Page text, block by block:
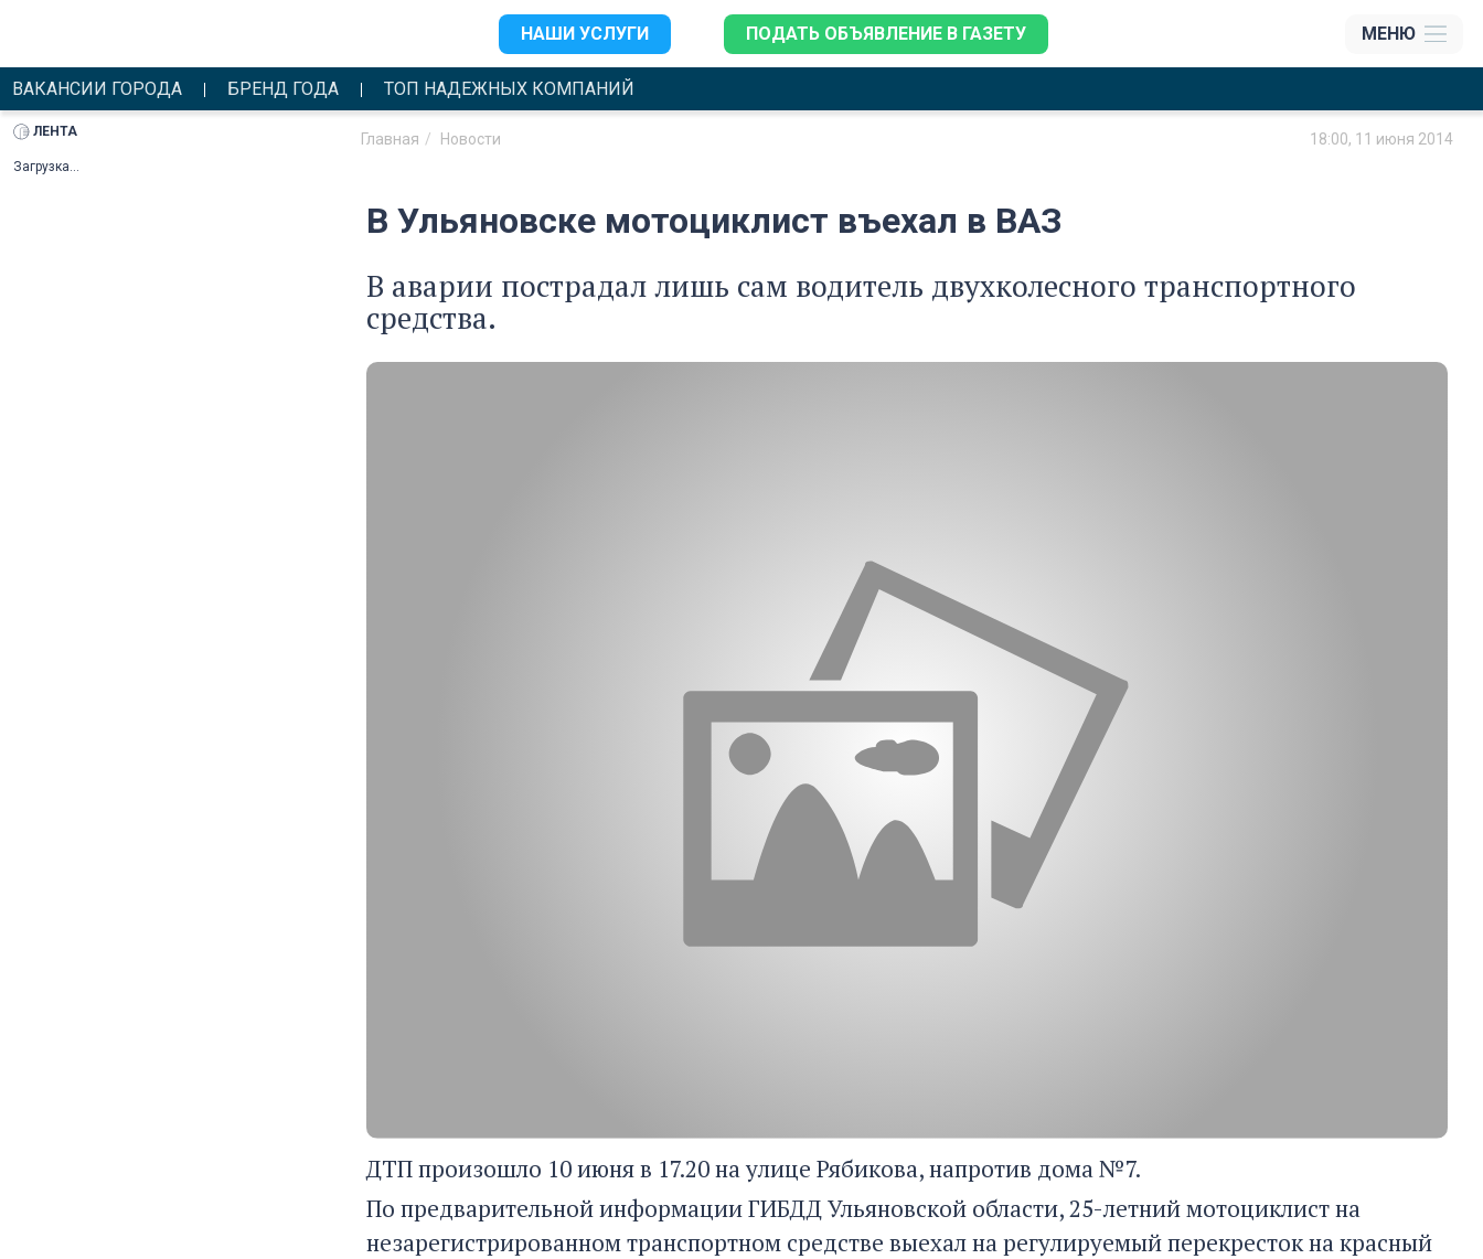
НАШИ УСЛУГИ ПОДАТЬ ОБЪЯВЛЕНИЕ В ГАЗЕТУ МЕНЮ
ВАКАНСИИ ГОРОДА БРЕНД ГОДА ТОП НАДЕЖНЫХ КОМПАНИЙ
Главная Новости 18:00, 11 июня 2014
В Ульяновске мотоциклист въехал в ВАЗ
В аварии пострадал лишь сам водитель двухколесного транспортного
средства.
ДТП произошло 10 июня в 17.20 на улице Рябикова, напротив дома №7.
По предварительной информации ГИБДД Ульяновской области, 25-летний мотоциклист на
незарегистрированном транспортном средстве выехал на регулируемый перекресток на красный
ЛЕНТА
Загрузка...